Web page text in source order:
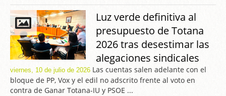
Luz verde definitiva al
presupuesto de Totana
2026 tras desestimar las
alegaciones sindicales
viernes, 10 de julio de 2026 Las cuentas salen adelante con el
bloque de PP, Vox y el edil no adscrito frente al voto en
contra de Ganar Totana-IU y PSOE ...